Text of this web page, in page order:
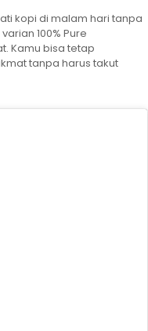
kopi di malam hari tanpa
varian 100% Pure
Kamu bisa tetap
tanpa harus takut